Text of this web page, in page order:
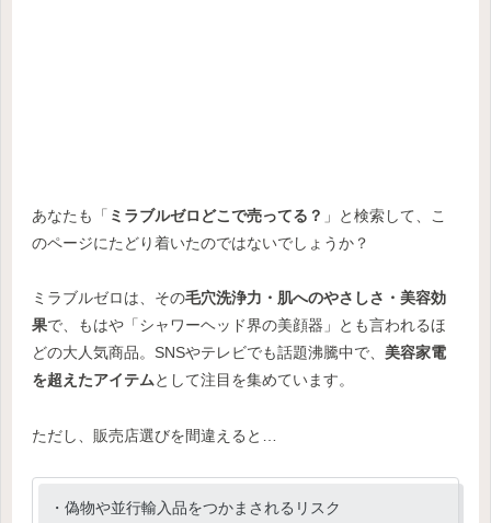
あなたも「 ミラブルゼロどこで売ってる？ 」と検索して、こ
のページにたどり着いたのではないでしょうか？
ミラブルゼロは、その毛穴洗浄力・肌へのやさしさ・美容効
果で、もはや「シャワーヘッド界の美顔器」とも言われるほ
どの大人気商品。SNSやテレビでも話題沸騰中で、 美容家電
を超えたアイテムとして注目を集めています。
ただし、販売店選びを間違えると…
・偽物や並行輸入品をつかまされるリスク